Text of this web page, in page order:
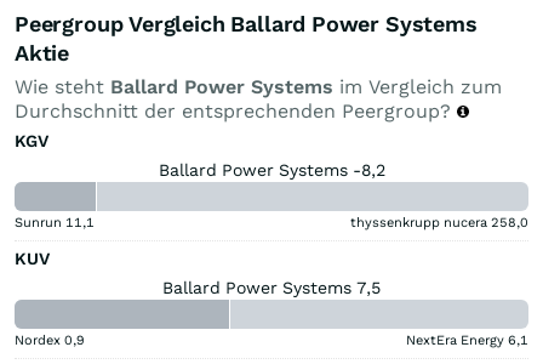
Peergroup Vergleich Ballard Power Systems
Aktie
Wie steht Ballard Power Systems im Vergleich zum
Durchschnitt der entsprechenden Peergroup?
KGV
Ballard Power Systems -8,2
Sunrun 11,1 thyssenkrupp nucera 258,0
KUV
Ballard Power Systems 7,5
Nordex 0,9 NextEra Energy 6,1